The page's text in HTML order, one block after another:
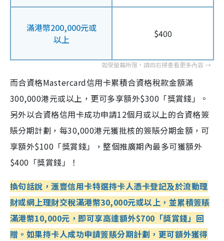
滿港幣200,000元或
以上
$400
而合資格Mastercard信用卡累積合資格稅款金額滿
300,000港元或以上，更可多享額外$300「獎賞錢」。
另外以合資格信用卡成功申請12個月或以上的合資格簽
賬分期計劃，每30,000港元獲批核的簽賬分期金額，可
享額外$100「獎賞錢」，整個推廣期內最多可獲額外
$400「獎賞錢」！
換句話說，滙豐信用卡特選持卡人憑卡登記及於流動理
財或網上理財交稅滿港幣30,000元或以上，並累積簽賬
滿港幣10,000元，即可享高達額外$700「獎賞錢」回
贈。如果持卡人成功申請簽賬分期計劃，更可額外獲得